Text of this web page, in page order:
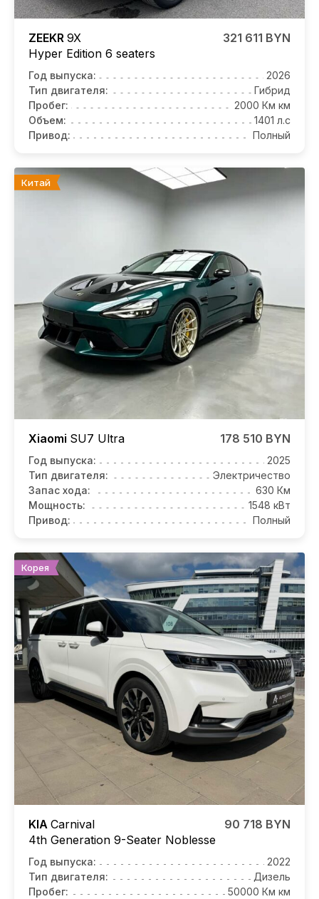
ZEEKR 9X
Hyper Edition 6 seaters
321 611 BYN
Год выпуска:
2026
Тип двигателя:
Гибрид
Пробег:
2000 Км км
Объем:
1401 л.с
Привод:
Полный
Китай
Xiaomi SU7 Ultra 178 510 BYN
Год выпуска:
2025
Тип двигателя:
Электричество
Запас хода:
630 Км
Мощность:
1548 кВт
Привод:
Полный
Корея
KIA Carnival
4th Generation 9-Seater Noblesse
90 718 BYN
Год выпуска:
2022
Тип двигателя:
Дизель
Пробег:
50000 Км км